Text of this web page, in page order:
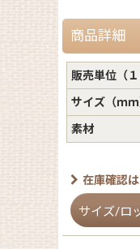
商品詳細
販売単位（
サイズ（ｍｍ
素材
在庫確認
サイズ/ロ